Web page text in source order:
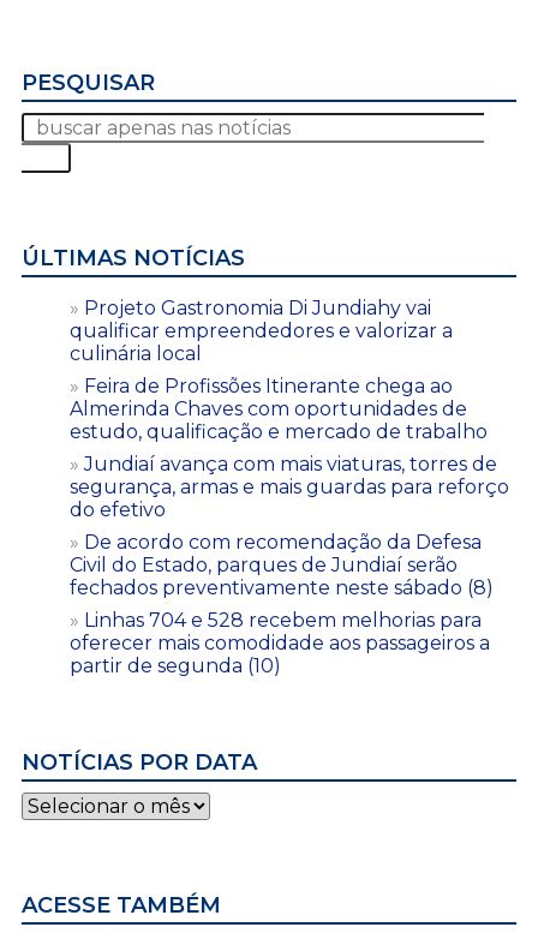
PESQUISAR
ÚLTIMAS NOTÍCIAS
Projeto Gastronomia Di Jundiahy vai
qualificar empreendedores e valorizar a
culinária local
Feira de Profissões Itinerante chega ao
Almerinda Chaves com oportunidades de
estudo, qualificação e mercado de trabalho
Jundiaí avança com mais viaturas, torres de
segurança, armas e mais guardas para reforço
do efetivo
De acordo com recomendação da Defesa
Civil do Estado, parques de Jundiaí serão
fechados preventivamente neste sábado (8)
Linhas 704 e 528 recebem melhorias para
oferecer mais comodidade aos passageiros a
partir de segunda (10)
NOTÍCIAS POR DATA
Notícias
por
ACESSE TAMBÉM